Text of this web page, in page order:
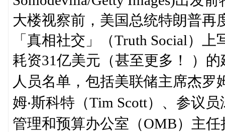
大楼视察前，美国总统特朗普再
「真相社交」（Truth Social）
耗资31亿美元（甚至更多！ ）
人员名单，包括美联储主席杰罗
姆‧斯科特（Tim Scott）、参议
管理和预算办公室（OMB）主任